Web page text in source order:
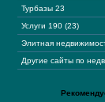
Турбазы 23
Услуги 190 (23)
Элитная
Другие сайты по